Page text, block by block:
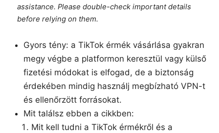
assistance. Please double-check important details
before relying on them.
Gyors tény: a TikTok érmék vásárlása gyakran
megy végbe a platformon keresztül vagy külső
fizetési módokat is elfogad, de a biztonság
érdekében mindig használj megbízható VPN-t
és ellenőrzött forrásokat.
Mit találsz ebben a cikkben:
Mit kell tudni a TikTok érmékről és a